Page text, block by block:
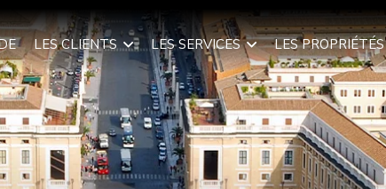
LES CLIENTS LES SERVICES LES PROPRIÉTÉS